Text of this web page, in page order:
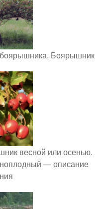
боярышника. Боярышник
весной или осенью.
— описание